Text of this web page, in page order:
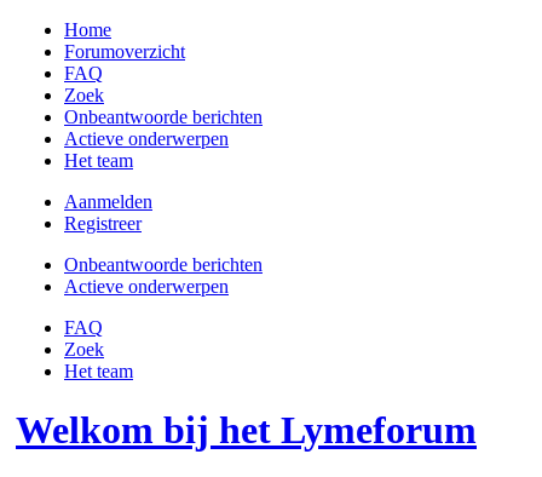
Home
Forumoverzicht
FAQ
Zoek
Onbeantwoorde berichten
Actieve onderwerpen
Het team
Aanmelden
Registreer
Onbeantwoorde berichten
Actieve onderwerpen
FAQ
Zoek
Het team
Welkom bij het Lymeforum